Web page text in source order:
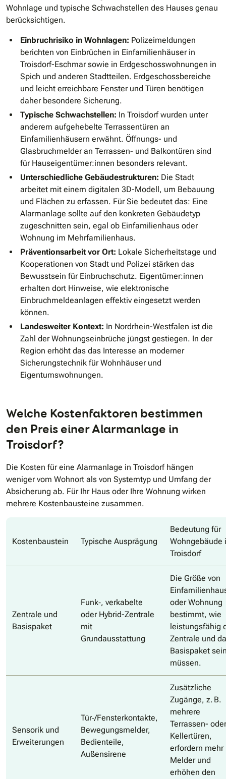
Wohnlage und typische Schwachstellen des Hauses genau
berücksichtigen.
Einbruchrisiko in Wohnlagen: Polizeimeldungen
berichten von Einbrüchen in Einfamilienhäuser in
Troisdorf-Eschmar sowie in Erdgeschosswohnungen in
Spich und anderen Stadtteilen. Erdgeschossbereiche
und leicht erreichbare Fenster und Türen benötigen
daher besondere Sicherung.
Typische Schwachstellen: In Troisdorf wurden unter
anderem aufgehebelte Terrassentüren an
Einfamilienhäusern erwähnt. Öffnungs- und
Glasbruchmelder an Terrassen- und Balkontüren sind
für Hauseigentümer:innen besonders relevant.
Unterschiedliche Gebäudestrukturen: Die Stadt
arbeitet mit einem digitalen 3D-Modell, um Bebauung
und Flächen zu erfassen. Für Sie bedeutet das: Eine
Alarmanlage sollte auf den konkreten Gebäudetyp
zugeschnitten sein, egal ob Einfamilienhaus oder
Wohnung im Mehrfamilienhaus.
Präventionsarbeit vor Ort: Lokale Sicherheitstage und
Kooperationen von Stadt und Polizei stärken das
Bewusstsein für Einbruchschutz. Eigentümer:innen
erhalten dort Hinweise, wie elektronische
Einbruchmeldeanlagen effektiv eingesetzt werden
können.
Landesweiter Kontext: In Nordrhein-Westfalen ist die
Zahl der Wohnungseinbrüche jüngst gestiegen. In der
Region erhöht das das Interesse an moderner
Sicherungstechnik für Wohnhäuser und
Eigentumswohnungen.
Welche Kostenfaktoren bestimmen
den Preis einer Alarmanlage in
Troisdorf?
Die Kosten für eine Alarmanlage in Troisdorf hängen
weniger vom Wohnort als von Systemtyp und Umfang der
Absicherung ab. Für Ihr Haus oder Ihre Wohnung wirken
mehrere Kostenbausteine zusammen.
Kostenbaustein Typische Ausprägung
Bedeutung für
Wohngebäude
Troisdorf
Zentrale und
Basispaket
Funk‑, verkabelte
oder Hybrid-Zentrale
mit
Grundausstattung
Die Größe von
oder Wohnung
bestimmt, wie
leistungsfähig
Zentrale und
Basispaket
müssen.
Sensorik und
Erweiterungen
Tür‑/Fensterkontakte,
Bewegungsmelder,
Bedienteile,
Außensirene
Zusätzliche
Zugänge, z. B.
mehrere
Terrassen- oder
Kellertüren,
erfordern mehr
Melder und
erhöhen den